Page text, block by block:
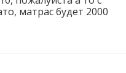
матрас будет 2000